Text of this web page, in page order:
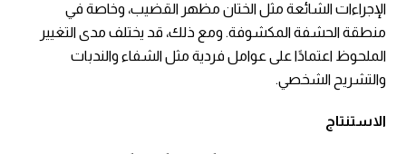
الإجراءات الشائعة مثل الختان مظهر القضيب، وخاصة في
منطقة الحشفة المكشوفة. ومع ذلك، قد يختلف مدى التغيير
الملحوظ اعتمادًا على عوامل فردية مثل الشفاء والندبات
والتشريح الشخصي.
الاستنتاج